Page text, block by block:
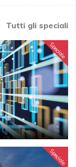
Tutti gli speciali
Speciale
Speciale